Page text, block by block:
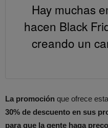
Hay muchas
hacen Black
creando un
La promoción que ofrece
30% de descuento en sus
para que la gente haga